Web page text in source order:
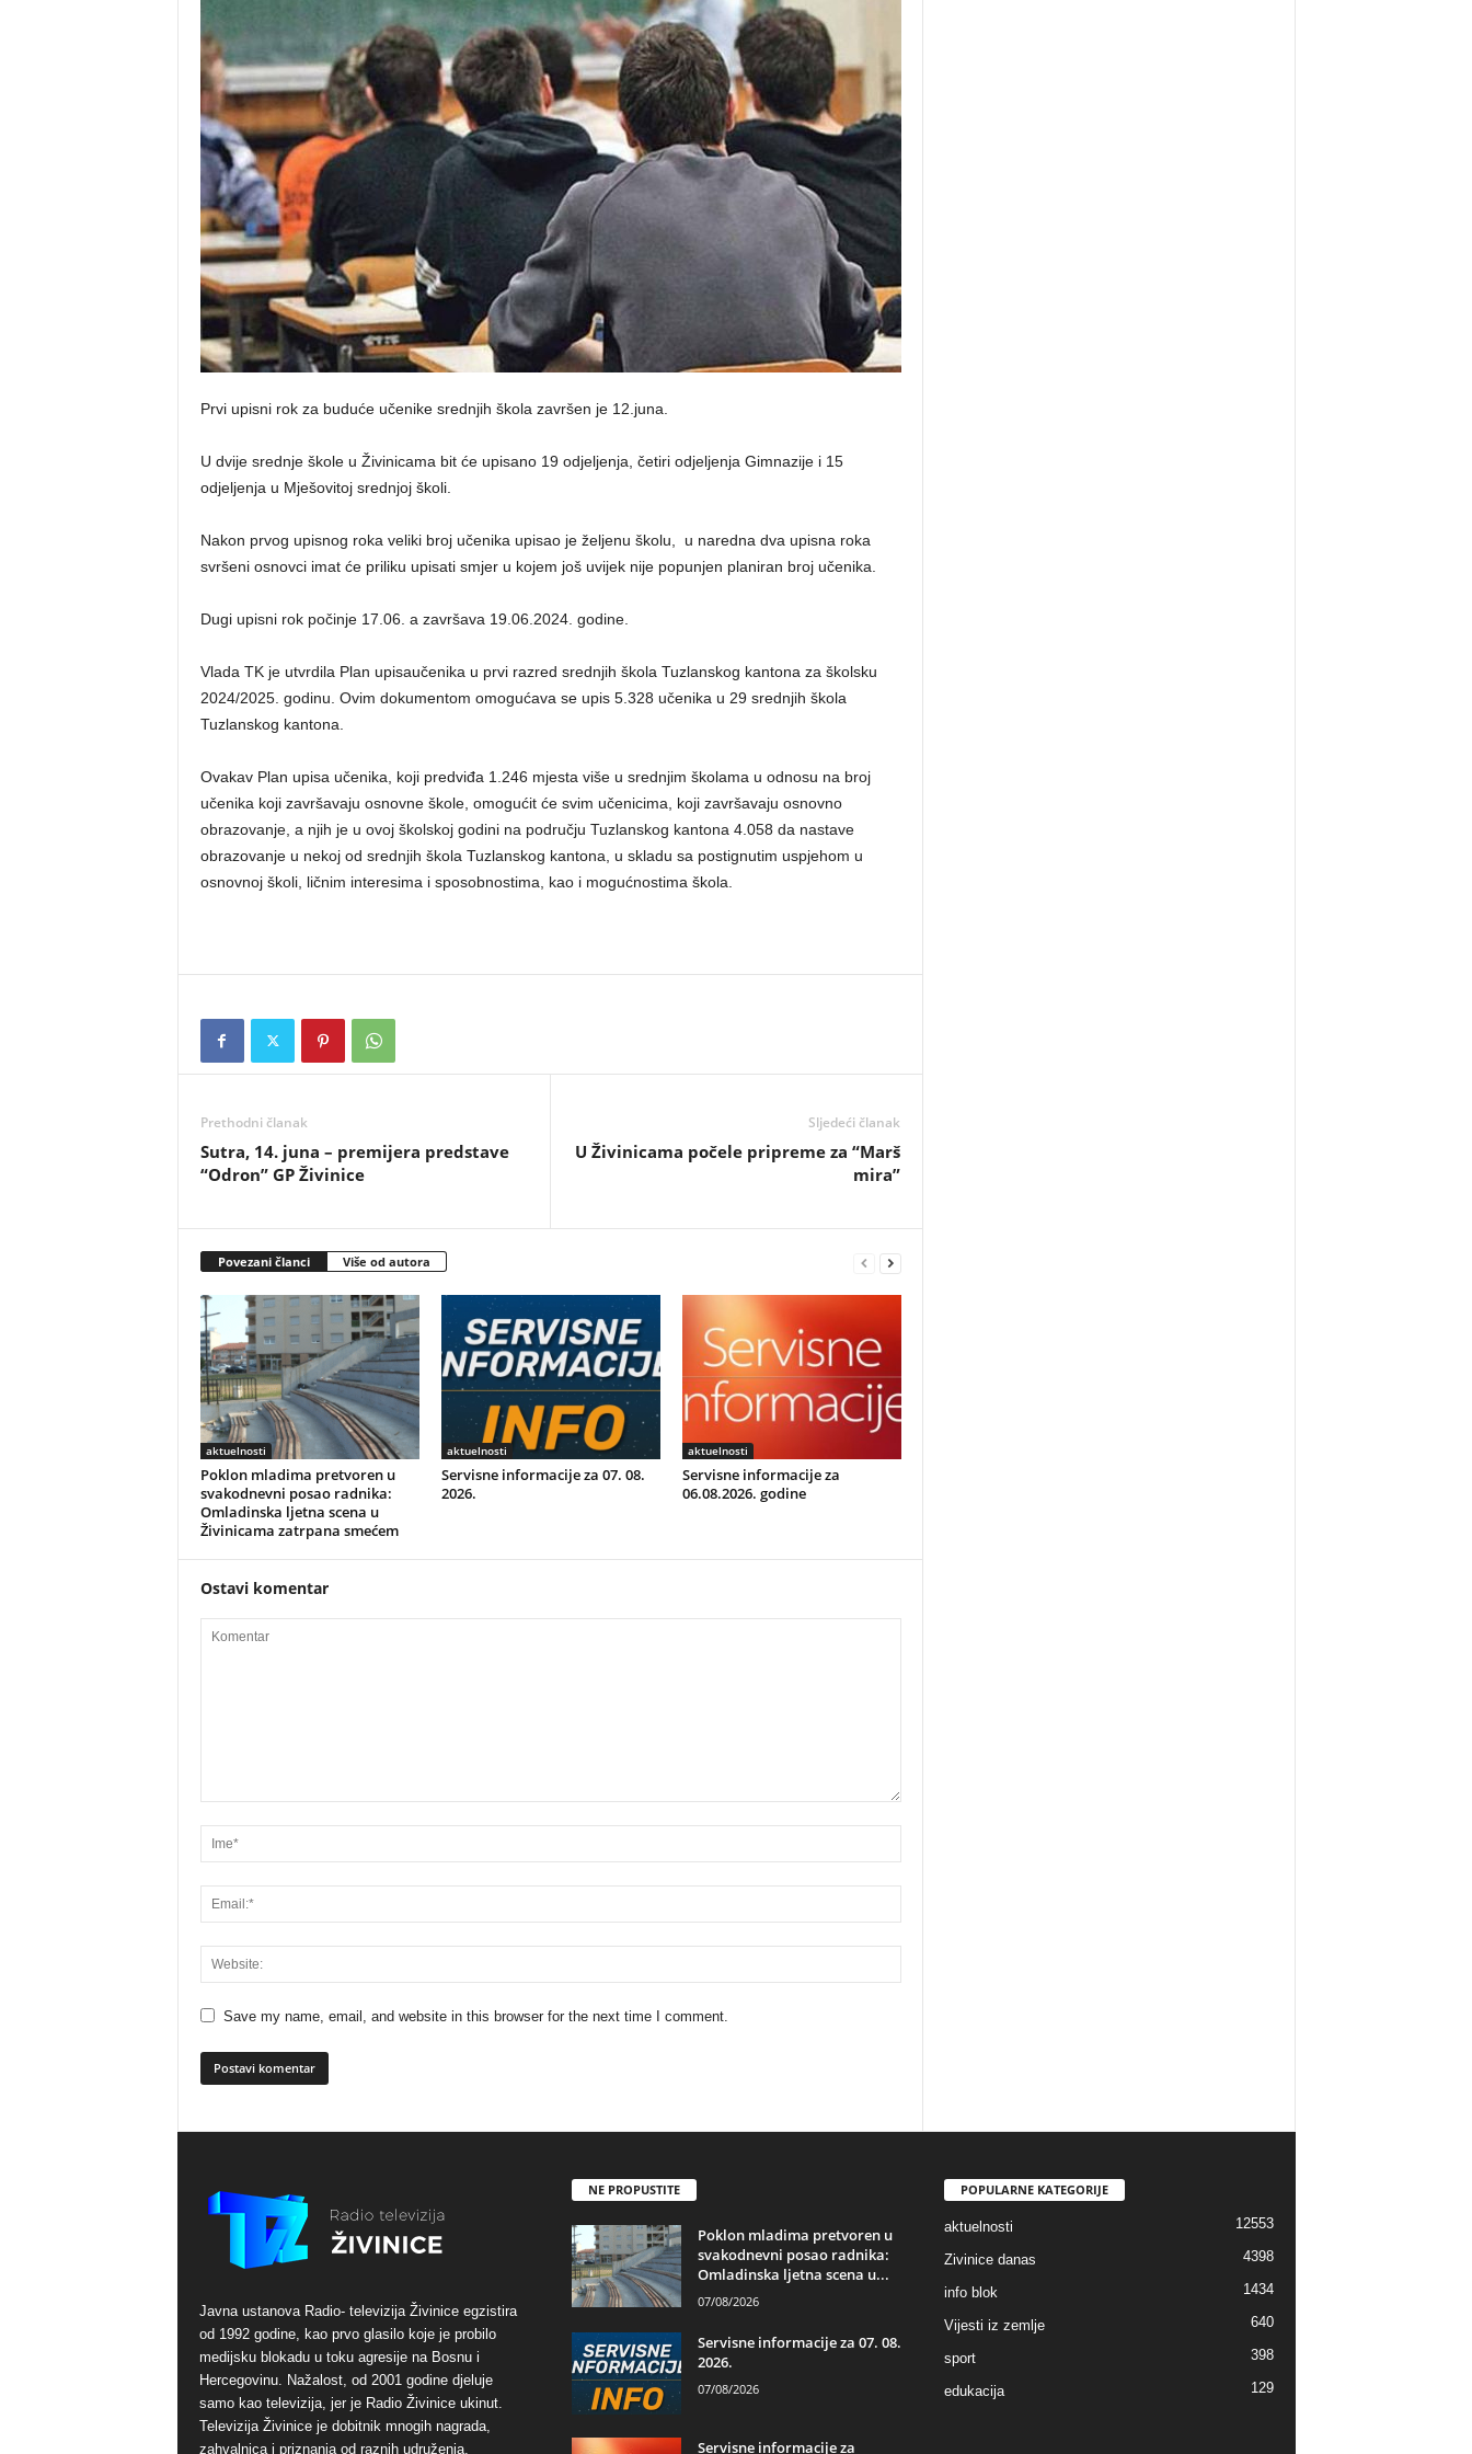
Prvi upisni rok za buduće učenike srednjih škola završen je 12.juna.
U dvije srednje škole u Živinicama bit će upisano 19 odjeljenja, četiri odjeljenja Gimnazije i 15
odjeljenja u Mješovitoj srednjoj školi.
Nakon prvog upisnog roka veliki broj učenika upisao je željenu školu, u naredna dva upisna roka
svršeni osnovci imat će priliku upisati smjer u kojem još uvijek nije popunjen planiran broj učenika.
Dugi upisni rok počinje 17.06. a završava 19.06.2024. godine.
Vlada TK je utvrdila Plan upisaučenika u prvi razred srednjih škola Tuzlanskog kantona za školsku
2024/2025. godinu. Ovim dokumentom omogućava se upis 5.328 učenika u 29 srednjih škola
Tuzlanskog kantona.
Ovakav Plan upisa učenika, koji predviđa 1.246 mjesta više u srednjim školama u odnosu na broj
učenika koji završavaju osnovne škole, omogućit će svim učenicima, koji završavaju osnovno
obrazovanje, a njih je u ovoj školskoj godini na području Tuzlanskog kantona 4.058 da nastave
obrazovanje u nekoj od srednjih škola Tuzlanskog kantona, u skladu sa postignutim uspjehom u
osnovnoj školi, ličnim interesima i sposobnostima, kao i mogućnostima škola.
Prethodni članak
Sutra, 14. juna – premijera predstave
“Odron” GP Živinice
Sljedeći članak
U Živinicama počele pripreme za “Marš
mira”
Povezani članci Više od autora
aktuelnosti
Poklon mladima pretvoren u
svakodnevni posao radnika:
Omladinska ljetna scena u
Živinicama zatrpana smećem
aktuelnosti
Servisne informacije za 07. 08.
2026.
aktuelnosti
Servisne informacije za
06.08.2026. godine
Ostavi komentar
Save my name, email, and website in this browser for the next time I comment.
Javna ustanova Radio- televizija Živinice egzistira
od 1992 godine, kao prvo glasilo koje je probilo
medijsku blokadu u toku agresije na Bosnu i
Hercegovinu. Nažalost, od 2001 godine djeluje
samo kao televizija, jer je Radio Živinice ukinut.
Televizija Živinice je dobitnik mnogih nagrada,
zahvalnica i priznanja od raznih udruženja,
NE PROPUSTITE
Poklon mladima pretvoren u
svakodnevni posao radnika:
Omladinska ljetna scena u...
07/08/2026
Servisne informacije za 07. 08.
2026.
07/08/2026
Servisne informacije za
POPULARNE KATEGORIJE
aktuelnosti 12553
Zivinice danas 4398
info blok 1434
Vijesti iz zemlje 640
sport 398
edukacija 129